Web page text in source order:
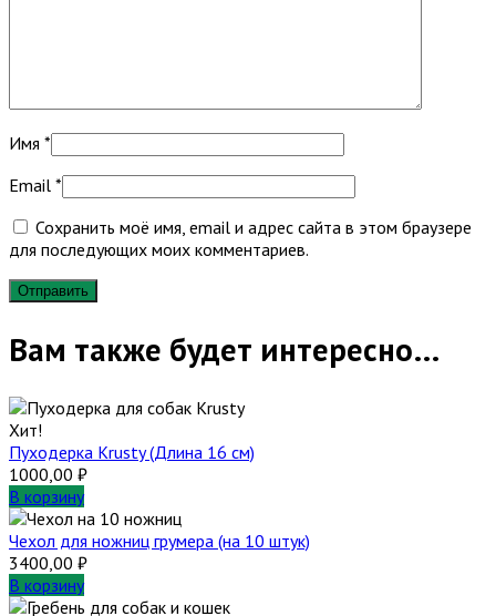
Имя *
Email *
Сохранить моё имя, email и адрес сайта в этом браузере
для последующих моих комментариев.
Вам также будет интересно…
Хит!
Пуходерка Krusty (Длина 16 см)
1000,00 ₽
В корзину
Чехол для ножниц грумера (на 10 штук)
3400,00 ₽
В корзину